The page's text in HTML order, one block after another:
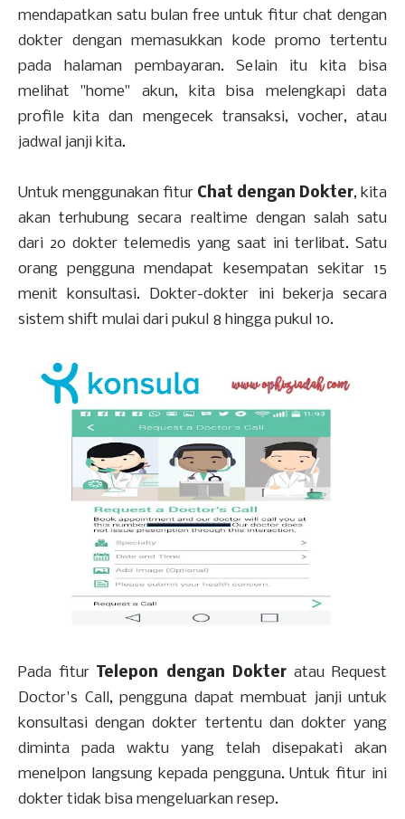
mendapatkan satu bulan free untuk fitur chat dengan
dokter dengan memasukkan kode promo tertentu
pada halaman pembayaran. Selain itu kita bisa
melihat "home" akun, kita bisa melengkapi data
profile kita dan mengecek transaksi, vocher, atau
jadwal janji kita.
Untuk menggunakan fitur Chat dengan Dokter, kita
akan terhubung secara realtime dengan salah satu
dari 20 dokter telemedis yang saat ini terlibat. Satu
orang pengguna mendapat kesempatan sekitar 15
menit konsultasi. Dokter-dokter ini bekerja secara
sistem shift mulai dari pukul 8 hingga pukul 10.
Pada fiturTelepon dengan Dokter atau Request
Doctor's Call, pengguna dapat membuat janji untuk
konsultasi dengan dokter tertentu dan dokter yang
diminta pada waktu yang telah disepakati akan
menelpon langsung kepada pengguna. Untuk fitur ini
dokter tidak bisa mengeluarkan resep.